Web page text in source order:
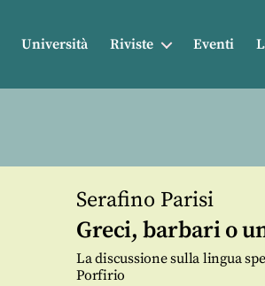
Università Riviste Eventi
Serafino Parisi
Greci, barbari o
La discussione sulla lingua
Porfirio